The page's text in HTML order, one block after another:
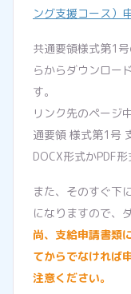
ング支援コース）
共通要領様式第1
らからダウンロー
す。
リンク先のページ
通要領 様式第1号
DOCX形式かPDF
また、そのすぐ下
になりますので、
尚、支給申請書類
てからでなければ
注意ください。